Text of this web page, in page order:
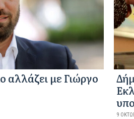
αλλάζει με Γιώργο
9